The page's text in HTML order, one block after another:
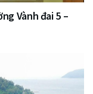
Vành đai 5 –